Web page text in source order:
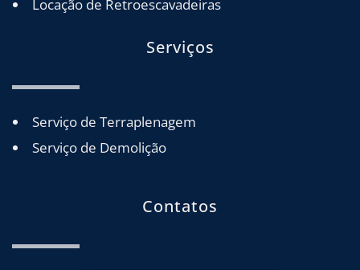
Locação de Retroescavadeiras
Serviços
Serviço de Terraplenagem
Serviço de Demolição
Contatos